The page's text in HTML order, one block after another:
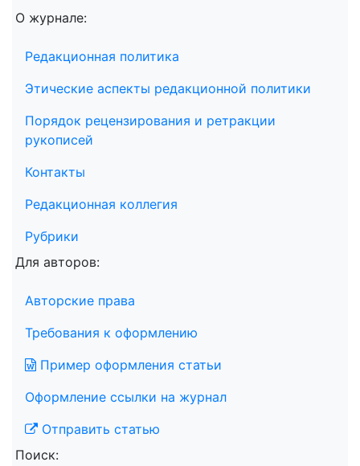
О журнале:
Редакционная политика
Этические аспекты редакционной политики
Порядок рецензирования и ретракции
рукописей
Контакты
Редакционная коллегия
Рубрики
Для авторов:
Авторские права
Требования к оформлению
Пример оформления статьи
Оформление ссылки на журнал
Отправить статью
Поиск: